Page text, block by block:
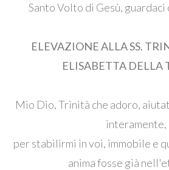
Santo Volto di Gesù,
ELEVAZIONE ALLA SS.
ELISABETTA DELLA
Mio Dio, Trinità che adoro,
interamente,
per stabilirmi in voi, immobile e
anima fosse già